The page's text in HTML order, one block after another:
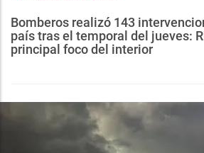
Bomberos realizó 143
país tras el temporal del jueves:
principal foco del interior